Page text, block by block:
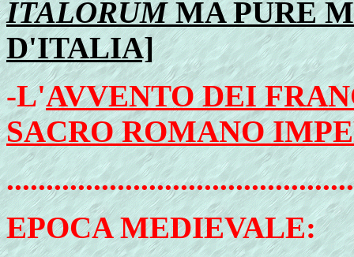
ITALORUMMA PURE
D'ITALIA]
-L'AVVENTO DEI
SACRO ROMANO
EPOCAMEDIEVALE: